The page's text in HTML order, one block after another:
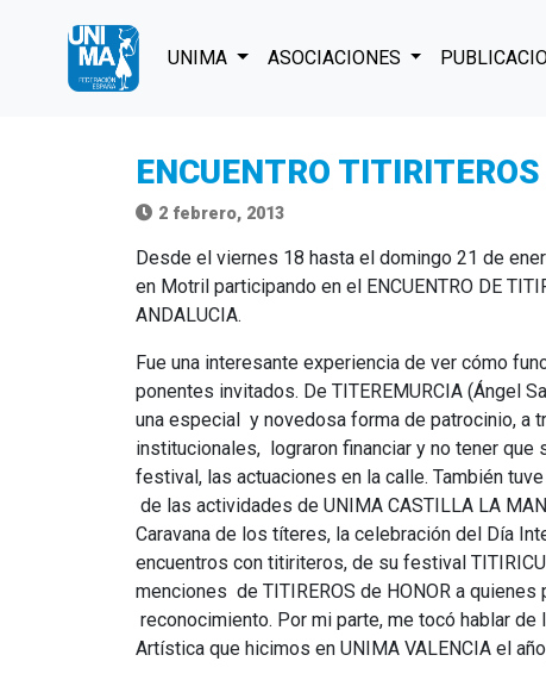
UNIMA ASOCIACIONES
ENCUENTRO
2 febrero, 2013
Desde el viernes 18 hasta el domingo 21 de
en Motril participando en el ENCUENTRO DE
ANDALUCIA.
Fue una interesante experiencia de ver cómo
ponentes invitados. De TITEREMURCIA (Ángel
una especial y novedosa forma de patrocinio, a
institucionales, lograron financiar y no tener que
festival, las actuaciones en la calle. También
de las actividades de UNIMA CASTILLA LA
Caravana de los títeres, la celebración del Día
encuentros con titiriteros, de su festival
menciones de TITIREROS de HONOR a
reconocimiento. Por mi parte, me tocó hablar
Artística que hicimos en UNIMA VALENCIA el